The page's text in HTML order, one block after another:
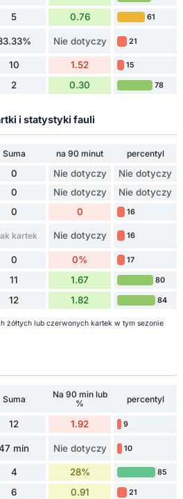
5 0.76 61
Nie dotyczy 21
10 1.52 15
2 0.30 78
i statystyki fauli
Suma na 90 minut
percentyl
0 Nie dotyczy Nie dotyczy
0 Nie dotyczy Nie dotyczy
0 0 16
kartek Nie dotyczy 16
0 0% 17
11 1.67 80
12 1.82 84
żółtych lub czerwonych kartek w tym sezonie
Suma
Na 90 min lub
%
percentyl
12 1.92 9
min Nie dotyczy 10
4 28% 85
6 0.91 21